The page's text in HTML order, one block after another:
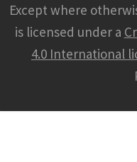
Except where
is licensed under a
4.0 International